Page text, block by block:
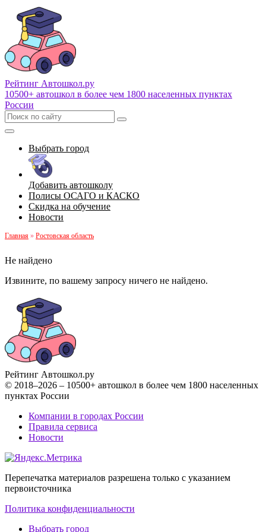
Рейтинг Автошкол.ру
10500+ автошкол в более чем 1800 населенных пунктах
России
Выбрать город
Добавить автошколу
Полисы ОСАГО и КАСКО
Скидка на обучение
Новости
Главная » Ростовская область
Не найдено
Извините, по вашему запросу ничего не найдено.
Рейтинг Автошкол.ру
© 2018–2026 – 10500+ автошкол в более чем 1800 населенных
пунктах России
Компании в городах России
Правила сервиса
Новости
Перепечатка материалов разрешена только с указанием
первоисточника
Политика конфиденциальности
Выбрать город